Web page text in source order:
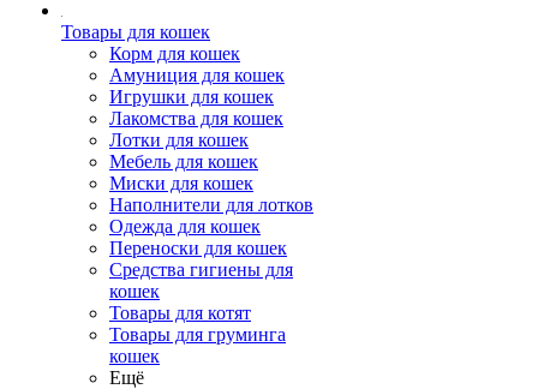
Товары для кошек
Корм для кошек
Амуниция для кошек
Игрушки для кошек
Лакомства для кошек
Лотки для кошек
Мебель для кошек
Миски для кошек
Наполнители для лотков
Одежда для кошек
Переноски для кошек
Средства гигиены для
кошек
Товары для котят
Товары для груминга
кошек
Ещё